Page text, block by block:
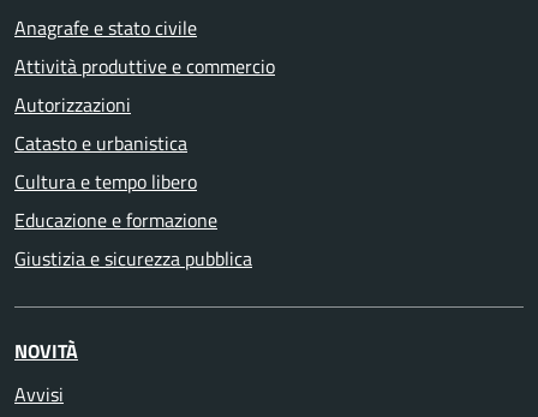
Anagrafe e stato civile
Attività produttive e commercio
Autorizzazioni
Catasto e urbanistica
Cultura e tempo libero
Educazione e formazione
Giustizia e sicurezza pubblica
NOVITÀ
Avvisi